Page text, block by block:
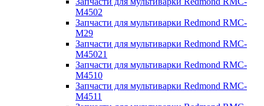
M4502
Запчасти для мультиварки Redmond RMC-
M29
Запчасти для мультиварки Redmond RMC-
M45021
Запчасти для мультиварки Redmond RMC-
M4510
Запчасти для мультиварки Redmond RMC-
M4511